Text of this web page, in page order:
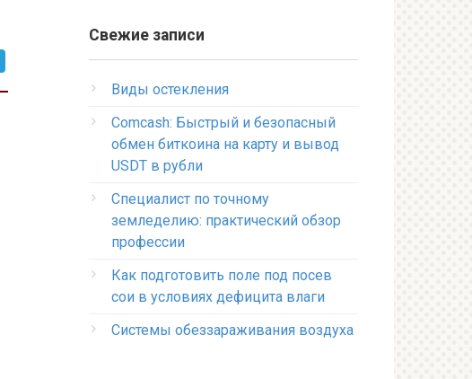
Свежие записи
Виды остекления
Comcash: Быстрый и безопасный
обмен биткоина на карту и вывод
USDT в рубли
Специалист по точному
земледелию: практический обзор
профессии
Как подготовить поле под посев
сои в условиях дефицита влаги
Системы обеззараживания воздуха